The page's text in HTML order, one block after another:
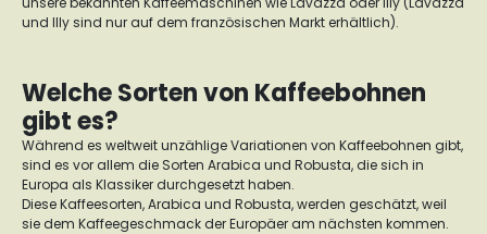
und Illy sind nur auf dem französischen Markt erhältlich).
Welche Sorten von Kaffeebohnen
gibt es?
Während es weltweit unzählige Variationen von Kaffeebohnen gibt,
sind es vor allem die Sorten Arabica und Robusta, die sich in
Europa als Klassiker durchgesetzt haben.
Diese Kaffeesorten, Arabica und Robusta, werden geschätzt, weil
sie dem Kaffeegeschmack der Europäer am nächsten kommen.